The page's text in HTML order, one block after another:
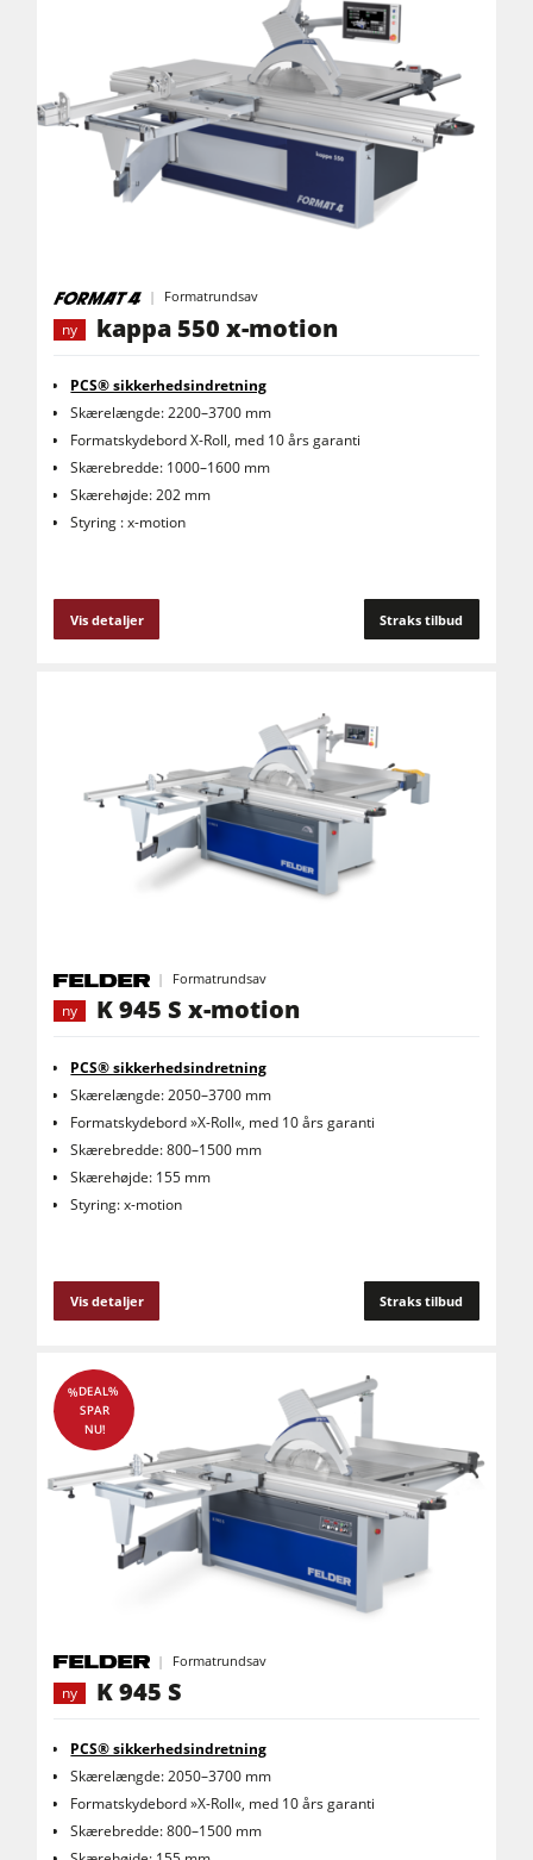
Formatrundsav
ny
kappa 550 x-motion
PCS® sikkerhedsindretning
Skærelængde: 2200–3700 mm
Formatskydebord X-Roll, med 10 års garanti
Skærebredde: 1000–1600 mm
Skærehøjde: 202 mm
Styring : x-motion
Vis detaljer Straks tilbud
Formatrundsav
ny
K 945 S x-motion
PCS® sikkerhedsindretning
Skærelængde: 2050–3700 mm
Formatskydebord »X-Roll«, med 10 års garanti
Skærebredde: 800–1500 mm
Skærehøjde: 155 mm
Styring: x-motion
Vis detaljer Straks tilbud
%DEAL%
SPAR
NU!
Formatrundsav
ny
K 945 S
PCS® sikkerhedsindretning
Skærelængde: 2050–3700 mm
Formatskydebord »X-Roll«, med 10 års garanti
Skærebredde: 800–1500 mm